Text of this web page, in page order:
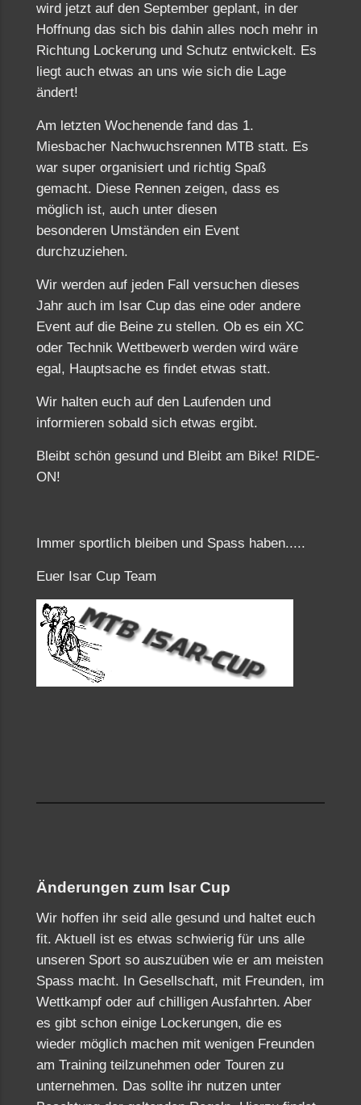
wird jetzt auf den September geplant, in der
Hoffnung das sich bis dahin alles noch mehr in
Richtung Lockerung und Schutz entwickelt. Es
liegt auch etwas an uns wie sich die Lage
ändert!
Am letzten Wochenende fand das 1.
Miesbacher Nachwuchsrennen MTB statt. Es
war super organisiert und richtig Spaß
gemacht. Diese Rennen zeigen, dass es
möglich ist, auch unter diesen
besonderen Umständen ein Event
durchzuziehen.
Wir werden auf jeden Fall versuchen dieses
Jahr auch im Isar Cup das eine oder andere
Event auf die Beine zu stellen. Ob es ein XC
oder Technik Wettbewerb werden wird wäre
egal, Hauptsache es findet etwas statt.
Wir halten euch auf den Laufenden und
informieren sobald sich etwas ergibt.
Bleibt schön gesund und Bleibt am Bike! RIDE-
ON!
Immer sportlich bleiben und Spass haben.....
Euer Isar Cup Team
Änderungen zum Isar Cup
Wir hoffen ihr seid alle gesund und haltet euch
fit. Aktuell ist es etwas schwierig für uns alle
unseren Sport so auszuüben wie er am meisten
Spass macht. In Gesellschaft, mit Freunden, im
Wettkampf oder auf chilligen Ausfahrten. Aber
es gibt schon einige Lockerungen, die es
wieder möglich machen mit wenigen Freunden
am Training teilzunehmen oder Touren zu
unternehmen. Das sollte ihr nutzen unter